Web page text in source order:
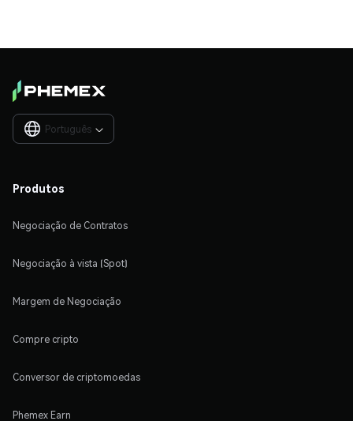
Português 
Produtos
Negociação de Contratos
Negociação à vista (Spot)
Margem de Negociação
Compre cripto
Conversor de criptomoedas
Phemex Earn